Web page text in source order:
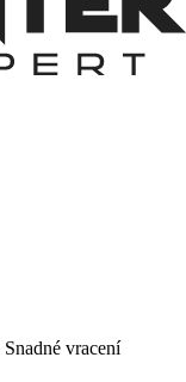
Snadné vracení